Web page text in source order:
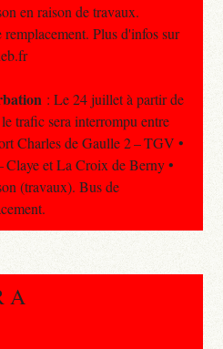
en raison de travaux.
remplacement. Plus d'infos sur
: Le 24 juillet à partir de
trafic sera interrompu entre
Charles de Gaulle 2 – TGV •
Claye et La Croix de Berny •
(travaux). Bus de
A